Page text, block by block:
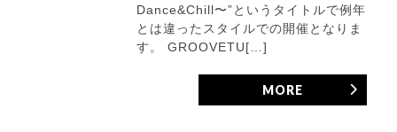
Dance&Chill〜”というタイトルで例年
とは違ったスタイルでの開催となりま
す。 GROOVETU[…]
MORE